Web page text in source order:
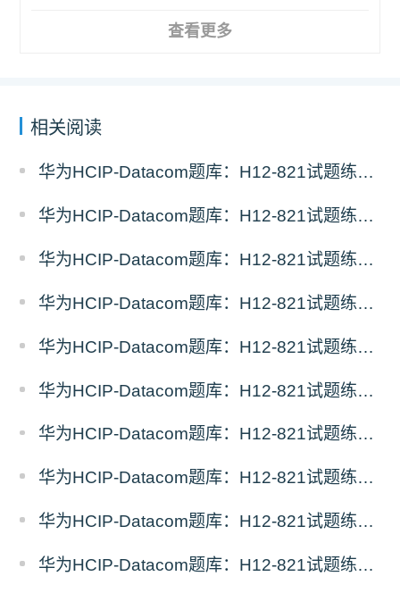
查看更多
相关阅读
华为HCIP-Datacom题库：H12-821试题练习（11）
华为HCIP-Datacom题库：H12-821试题练习（10）
华为HCIP-Datacom题库：H12-821试题练习（9）
华为HCIP-Datacom题库：H12-821试题练习（8）
华为HCIP-Datacom题库：H12-821试题练习（7）
华为HCIP-Datacom题库：H12-821试题练习（6）
华为HCIP-Datacom题库：H12-821试题练习（5）
华为HCIP-Datacom题库：H12-821试题练习（4）
华为HCIP-Datacom题库：H12-821试题练习（3）
华为HCIP-Datacom题库：H12-821试题练习（2）